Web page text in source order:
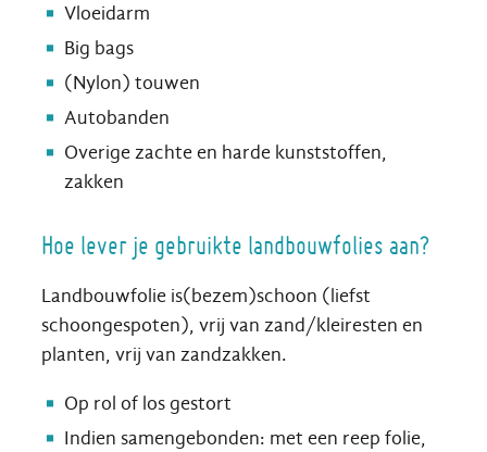
Vloeidarm
Big bags
(Nylon) touwen
Autobanden
Overige zachte en harde kunststoffen,
zakken
Hoe lever je gebruikte landbouwfolies aan?
Landbouwfolie is(bezem)schoon (liefst
schoongespoten), vrij van zand/kleiresten en
planten, vrij van zandzakken.
Op rol of los gestort
Indien samengebonden: met een reep folie,